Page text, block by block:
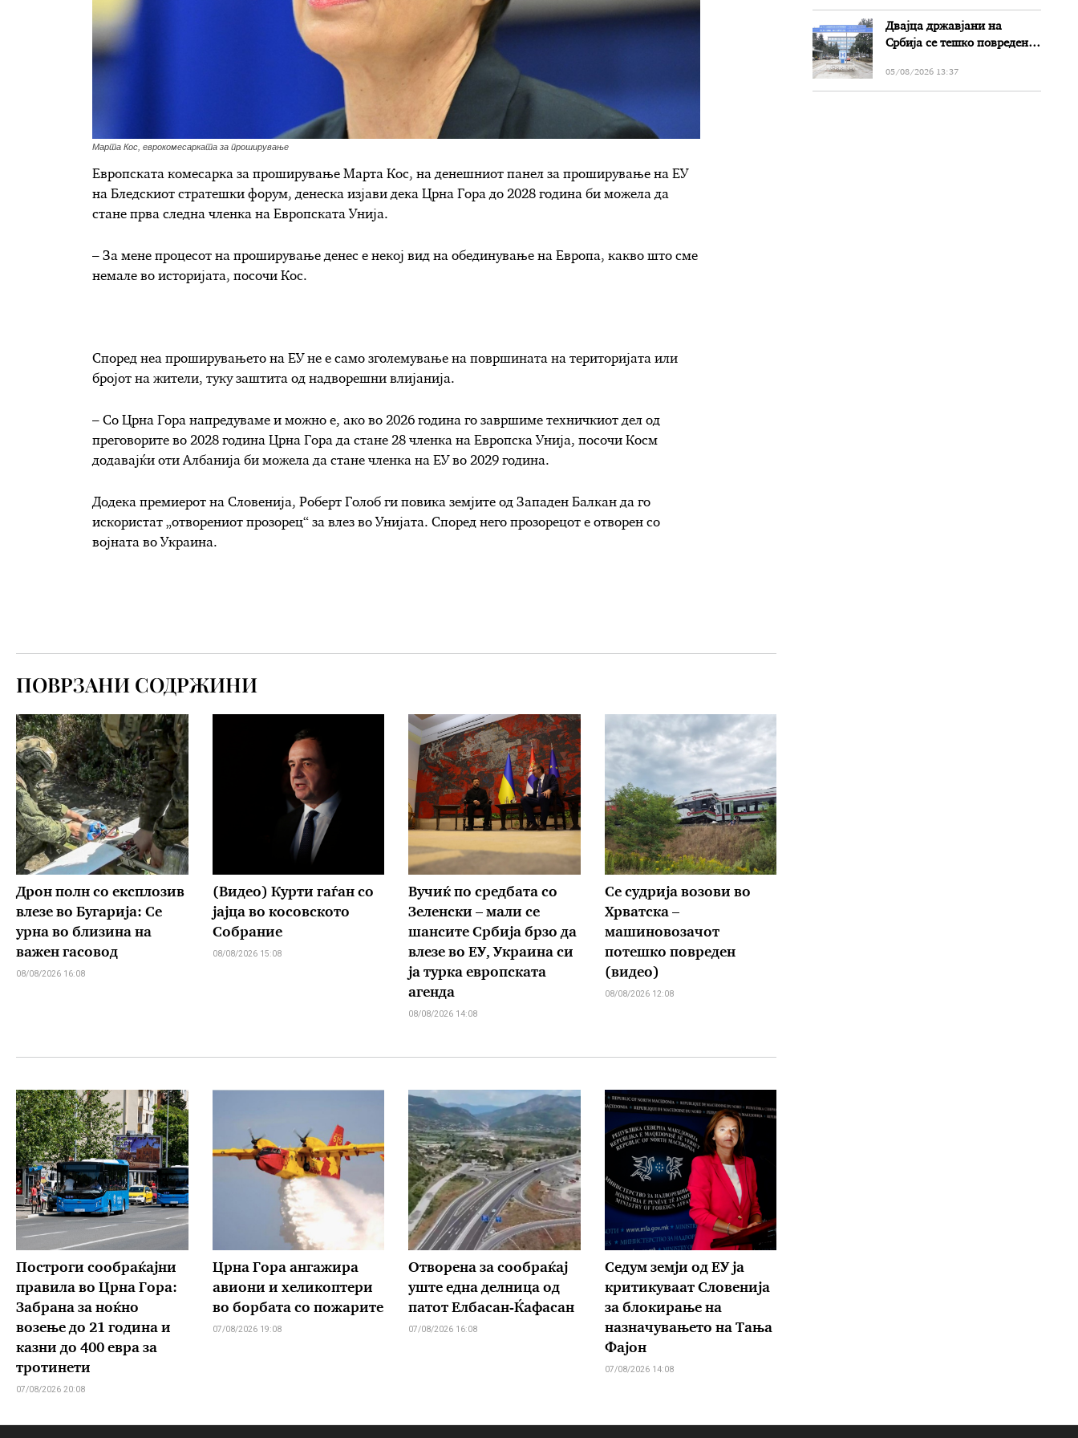
Марта Кос, еврокомесарката за проширување
Европската комесарка за проширување Марта Кос, на денешниот панел за проширување на ЕУ
на Бледскиот стратешки форум, денеска изјави дека Црна Гора до 2028 година би можела да
стане прва следна членка на Европската Унија.
– За мене процесот на проширување денес е некој вид на обединување на Европа, какво што сме
немале во историјата, посочи Кос.
Според неа проширувањето на ЕУ не е само зголемување на површината на територијата или
бројот на жители, туку заштита од надворешни влијанија.
– Со Црна Гора напредуваме и можно е, ако во 2026 година го завршиме техничкиот дел од
преговорите во 2028 година Црна Гора да стане 28 членка на Европска Унија, посочи Косм
додавајќи оти Албанија би можела да стане членка на ЕУ во 2029 година.
Додека премиерот на Словенија, Роберт Голоб ги повика земјите од Западен Балкан да го
искористат „отворениот прозорец“ за влез во Унијата. Според него прозорецот е отворен со
војната во Украина.
ПОВРЗАНИ СОДРЖИНИ
Дрон полн со експлозив
влезе во Бугарија: Се
урна во близина на
важен гасовод
08/08/2026 16:08
(Видео) Курти гаѓан со
јајца во косовското
Собрание
08/08/2026 15:08
Вучиќ по средбата со
Зеленски – мали се
шансите Србија брзо да
влезе во ЕУ, Украина си
ја турка европската
агенда
08/08/2026 14:08
Се судрија возови во
Хрватска –
машиновозачот
потешко повреден
(видео)
08/08/2026 12:08
Построги сообраќајни
правила во Црна Гора:
Забрана за ноќно
возење до 21 година и
казни до 400 евра за
тротинети
07/08/2026 20:08
Црна Гора ангажира
авиони и хеликоптери
во борбата со пожарите
07/08/2026 19:08
Отворена за сообраќај
уште една делница од
патот Елбасан-Ќафасан
07/08/2026 16:08
Седум земји од ЕУ ја
критикуваат Словенија
за блокирање на
назначувањето на Тања
Фајон
07/08/2026 14:08
Двајца државјани на
Србија се тешко повредени
Прилеп-Битола
05/08/2026 13:37